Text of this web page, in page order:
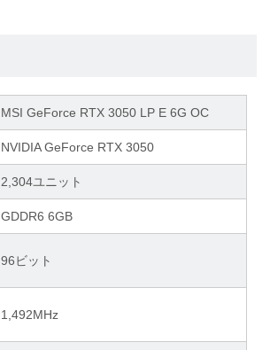
MSI GeForce RTX 3050 LP E 6G OC
NVIDIA GeForce RTX 3050
2,304ユニット
GDDR6 6GB
96ビット
1,492MHz